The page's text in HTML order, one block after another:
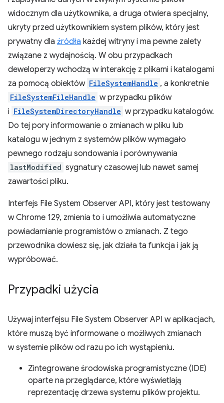
widocznym dla użytkownika, a druga otwiera specjalny,
ukryty przed użytkownikiem system plików, który jest
prywatny dla źródła każdej witryny i ma pewne zalety
związane z wydajnością. W obu przypadkach
deweloperzy wchodzą w interakcję z plikami i katalogami
za pomocą obiektów FileSystemHandle , a konkretnie
FileSystemFileHandle w przypadku plików
i FileSystemDirectoryHandle w przypadku katalogów.
Do tej pory informowanie o zmianach w pliku lub
katalogu w jednym z systemów plików wymagało
pewnego rodzaju sondowania i porównywania
lastModified sygnatury czasowej lub nawet samej
zawartości pliku.
Interfejs File System Observer API, który jest testowany
w Chrome 129, zmienia to i umożliwia automatyczne
powiadamianie programistów o zmianach. Z tego
przewodnika dowiesz się, jak działa ta funkcja i jak ją
wypróbować.
Przypadki użycia
Używaj interfejsu File System Observer API w aplikacjach,
które muszą być informowane o możliwych zmianach
w systemie plików od razu po ich wystąpieniu.
Zintegrowane środowiska programistyczne (IDE)
oparte na przeglądarce, które wyświetlają
reprezentację drzewa systemu plików projektu.